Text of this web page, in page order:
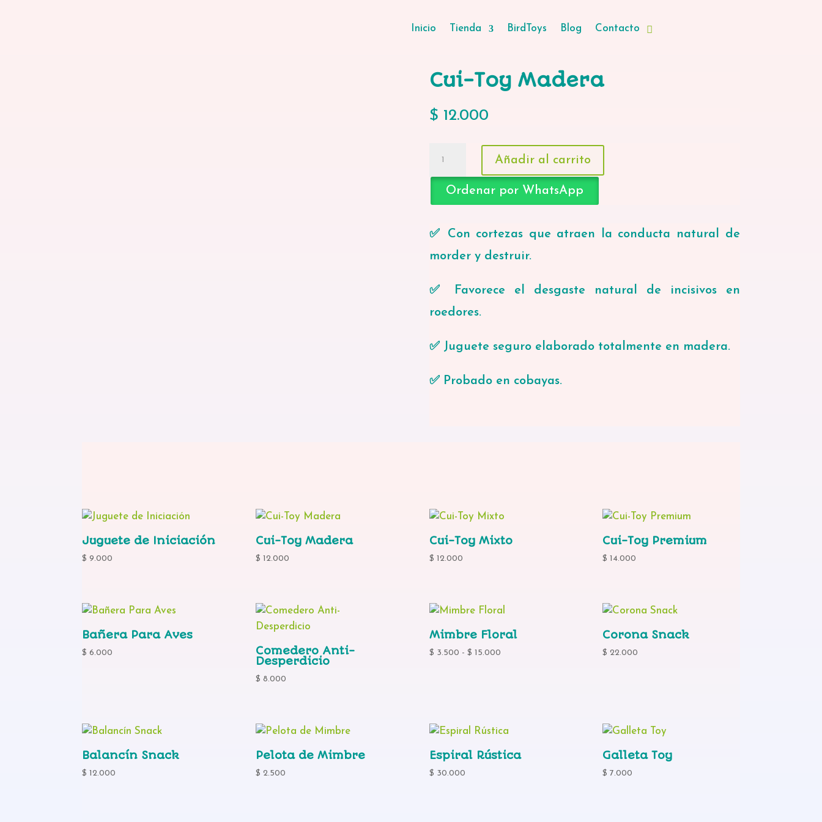
Inicio Tienda BirdToys Blog Contacto
Cui-Toy Madera
$ 12.000
Madera
cantidad
Añadir al carrito
Ordenar por WhatsApp
✅ Con cortezas que atraen la conducta natural de
morder y destruir.
✅ Favorece el desgaste natural de incisivos en
roedores.
✅ Juguete seguro elaborado totalmente en madera.
✅ Probado en cobayas.
Juguete de Iniciación
$ 9.000
Cui-Toy Madera
$ 12.000
Cui-Toy Mixto
$ 12.000
Cui-Toy Premium
$ 14.000
Bañera Para Aves
$ 6.000 Comedero Anti-
Desperdicio
$ 8.000
Mimbre Floral
$ 3.500 - $ 15.000Rango
hasta
$ 15.000
Corona Snack
$ 22.000
Balancín Snack
$ 12.000
Pelota de Mimbre
$ 2.500
Espiral Rústica
$ 30.000
Galleta Toy
$ 7.000